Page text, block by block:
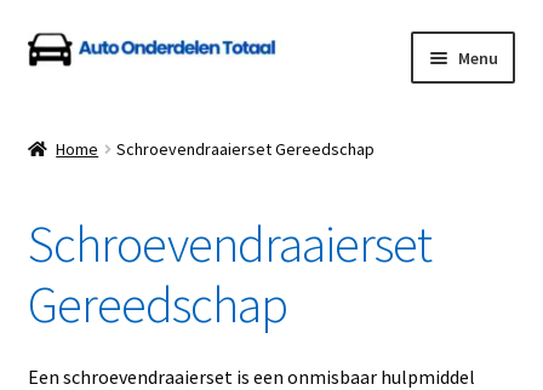
Ga
door
navigatie
Ga
naar
inhoud
Menu
Auto Onderdelen Shop
Betalen en Verzenden
Blog
Home Schroevendraaierset Gereedschap
Schroevendraaierset
Gereedschap
Een schroevendraaierset is een onmisbaar hulpmiddel